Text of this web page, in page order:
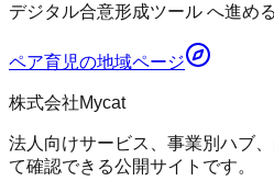
デジタル合意形成ツール へ進め
ペア育児の地域ページ
株式会社Mycat
法人向けサービス、事業別ハブ
て確認できる公開サイトです。